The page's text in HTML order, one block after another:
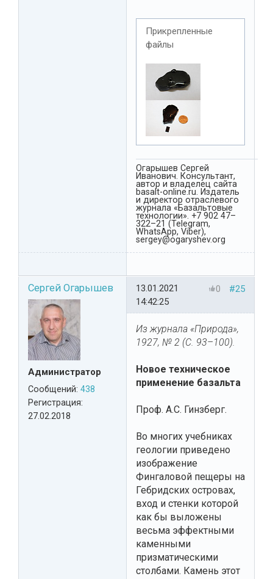
Прикрепленные
файлы
Огарышев Сергей
Иванович. Консультант,
автор и владелец сайта
basalt-online.ru. Издатель
и директор отраслевого
журнала «Базальтовые
технологии». +7 902 47–
322–21 (Telegram,
WhatsApp, Viber),
sergey@ogaryshev.org
Сергей Огарышев
Администратор
Сообщений: 438
Регистрация:
27.02.2018
#25
0
13.01.2021
14:42:25
Из журнала «Природа»,
1927, № 2 (С. 93–100).
Новое техническое
применение базальта
Проф. А.С. Гинзберг.
Во многих учебниках
геологии приведено
изображение
Фингаловой пещеры на
Гебридских островах,
вход и стенки которой
как бы выложены
весьма эффектными
каменными
призматическими
столбами. Камень этот